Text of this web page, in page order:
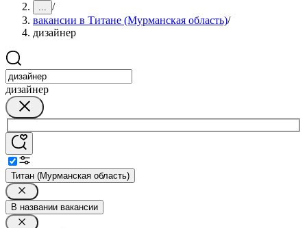
... /
вакансии в Титане (Мурманская область)/
дизайнер
дизайнер
Титан (Мурманская область)
В названии вакансии